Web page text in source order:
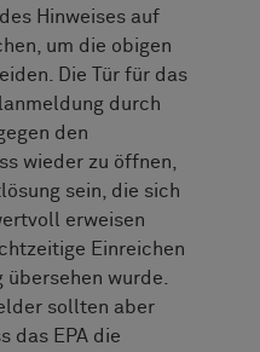
Hinweises auf
um die obigen
Die Tür für das
durch
den
wieder zu öffnen,
sein, die sich
erweisen
Einreichen
wurde.
sollten aber
das EPA die